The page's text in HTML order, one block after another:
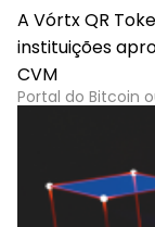
A Vórtx QR
instituições
CVM
Portal do Bitcoin